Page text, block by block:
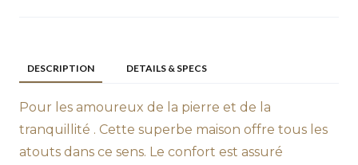
DESCRIPTION DETAILS & SPECS
Pour les amoureux de la pierre et de la
tranquillité . Cette superbe maison offre tous les
atouts dans ce sens. Le confort est assuré